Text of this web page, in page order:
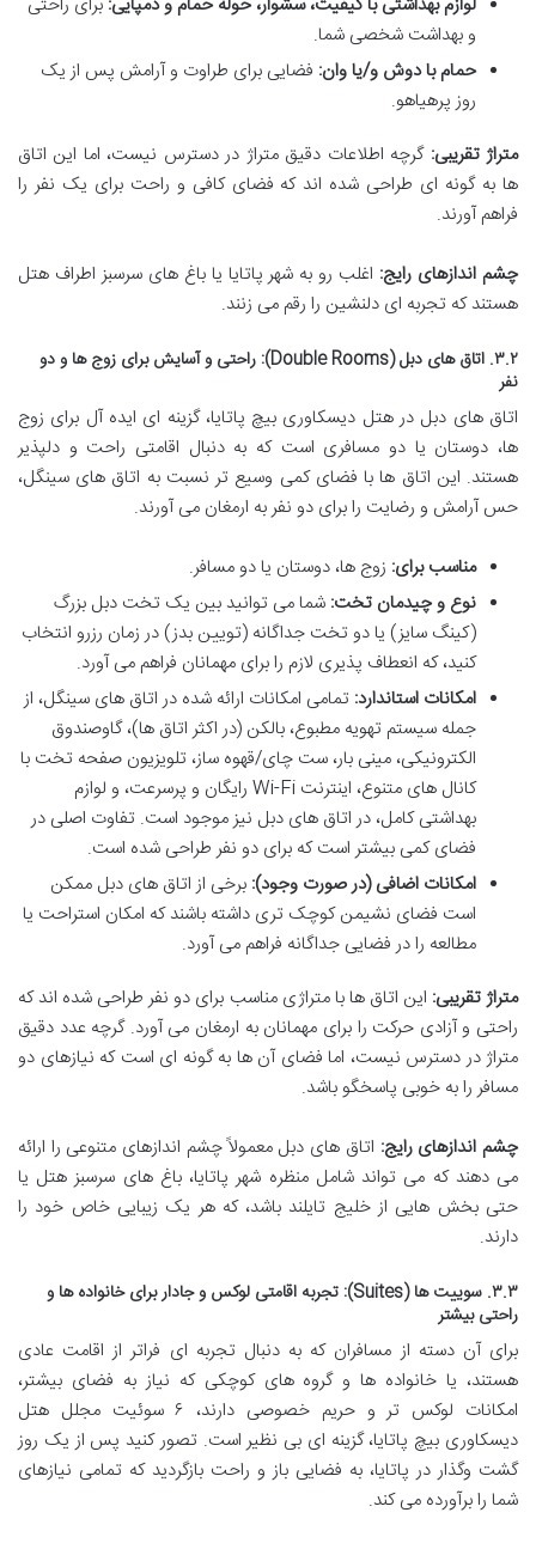
و بهداشت شخصی شما.
حمام با دوش و/یا وان: فضایی برای طراوت و آرامش پس از یک
روز پرهیاهو.
متراژ تقریبی: گرچه اطلاعات دقیق متراژ در دسترس نیست، اما این اتاق
ها به گونه ای طراحی شده اند که فضای کافی و راحت برای یک نفر را
فراهم آورند.
چشم اندازهای رایج: اغلب رو به شهر پاتایا یا باغ های سرسبز اطراف هتل
هستند که تجربه ای دلنشین را رقم می زنند.
۳.۲. اتاق های دبل (Double Rooms): راحتی و آسایش برای زوج ها و دو
نفر
اتاق های دبل در هتل دیسکاوری بیچ پاتایا، گزینه ای ایده آل برای زوج
ها، دوستان یا دو مسافری است که به دنبال اقامتی راحت و دلپذیر
هستند. این اتاق ها با فضای کمی وسیع تر نسبت به اتاق های سینگل،
حس آرامش و رضایت را برای دو نفر به ارمغان می آورند.
مناسب برای: زوج ها، دوستان یا دو مسافر.
نوع و چیدمان تخت: شما می توانید بین یک تخت دبل بزرگ
(کینگ سایز) یا دو تخت جداگانه (تویین بدز) در زمان رزرو انتخاب
کنید، که انعطاف پذیری لازم را برای مهمانان فراهم می آورد.
امکانات استاندارد: تمامی امکانات ارائه شده در اتاق های سینگل، از
جمله سیستم تهویه مطبوع، بالکن (در اکثر اتاق ها)، گاوصندوق
الکترونیکی، مینی بار، ست چای/قهوه ساز، تلویزیون صفحه تخت با
کانال های متنوع، اینترنت Wi-Fi رایگان و پرسرعت، و لوازم
بهداشتی کامل، در اتاق های دبل نیز موجود است. تفاوت اصلی در
فضای کمی بیشتر است که برای دو نفر طراحی شده است.
امکانات اضافی (در صورت وجود): برخی از اتاق های دبل ممکن
است فضای نشیمن کوچک تری داشته باشند که امکان استراحت یا
مطالعه را در فضایی جداگانه فراهم می آورد.
متراژ تقریبی: این اتاق ها با متراژی مناسب برای دو نفر طراحی شده اند که
راحتی و آزادی حرکت را برای مهمانان به ارمغان می آورد. گرچه عدد دقیق
متراژ در دسترس نیست، اما فضای آن ها به گونه ای است که نیازهای دو
مسافر را به خوبی پاسخگو باشد.
چشم اندازهای رایج: اتاق های دبل معمولاً چشم اندازهای متنوعی را ارائه
می دهند که می تواند شامل منظره شهر پاتایا، باغ های سرسبز هتل یا
حتی بخش هایی از خلیج تایلند باشد، که هر یک زیبایی خاص خود را
دارند.
۳.۳. سوییت ها (Suites): تجربه اقامتی لوکس و جادار برای خانواده ها و
راحتی بیشتر
برای آن دسته از مسافران که به دنبال تجربه ای فراتر از اقامت عادی
هستند، یا خانواده ها و گروه های کوچکی که نیاز به فضای بیشتر،
امکانات لوکس تر و حریم خصوصی دارند، ۶ سوئیت مجلل هتل
دیسکاوری بیچ پاتایا، گزینه ای بی نظیر است. تصور کنید پس از یک روز
گشت وگذار در پاتایا، به فضایی باز و راحت بازگردید که تمامی نیازهای
شما را برآورده می کند.